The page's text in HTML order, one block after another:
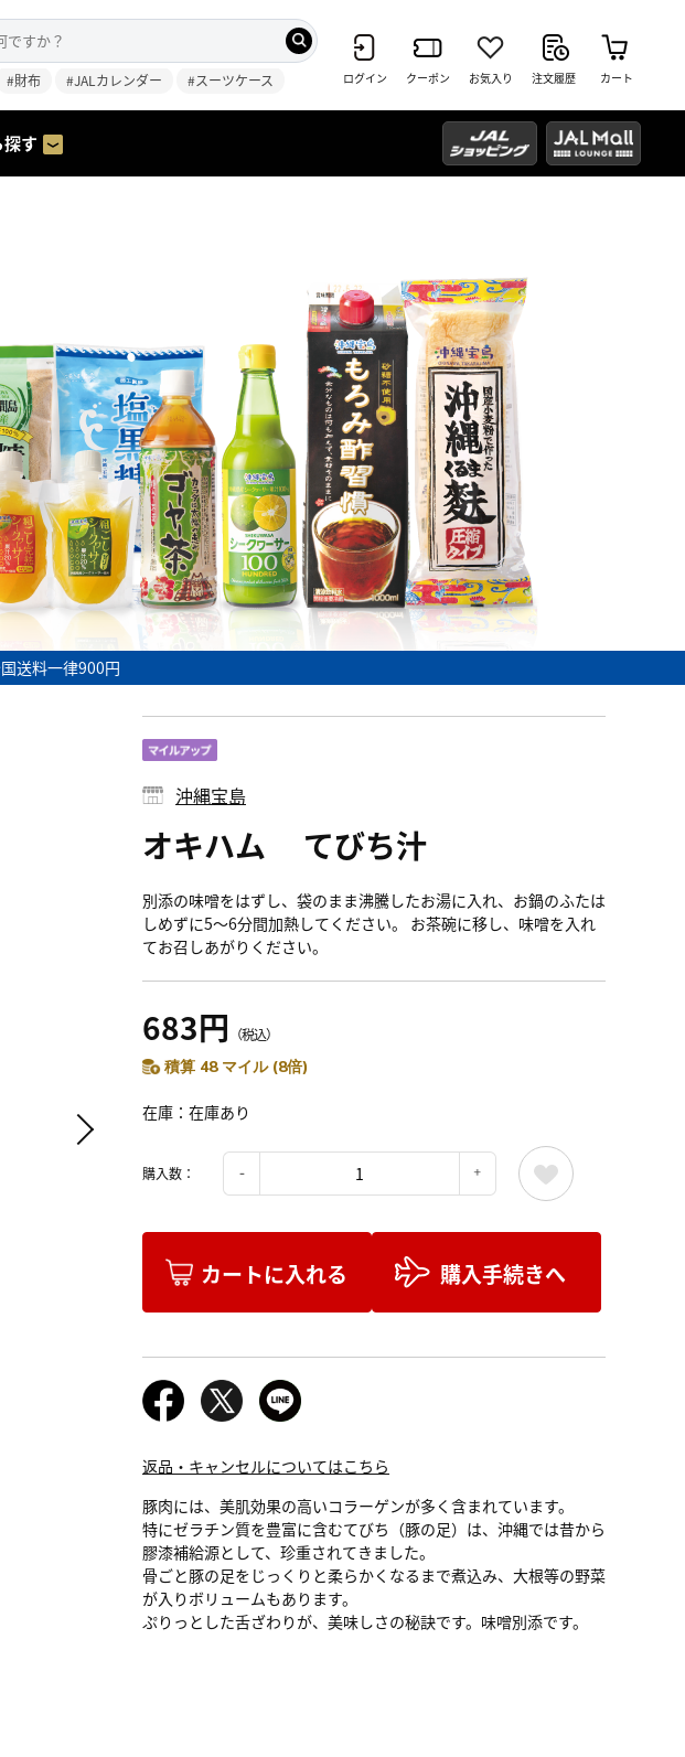
#財布 #JALカレンダー #スーツケース ログイン クーポン お気入り 注文履歴 カート
す
送料一律900円
沖縄宝島
オキハム てびち汁
別添の味噌をはずし、袋のまま沸騰したお湯に入れ、お鍋のふたは
しめずに5～6分間加熱してください。 お茶碗に移し、味噌を入れ
てお召しあがりください。
683円 （税込）
積算 48 マイル (8倍)
在庫 在庫あり
購入数：
カートに入れる 購入手続きへ
返品・キャンセルについてはこちら
豚肉には、美肌効果の高いコラーゲンが多く含まれています。
特にゼラチン質を豊富に含むてびち（豚の足）は、沖縄では昔から
膠漆補給源として、珍重されてきました。
骨ごと豚の足をじっくりと柔らかくなるまで煮込み、大根等の野菜
が入りボリュームもあります。
ぷりっとした舌ざわりが、美味しさの秘訣です。味噌別添です。